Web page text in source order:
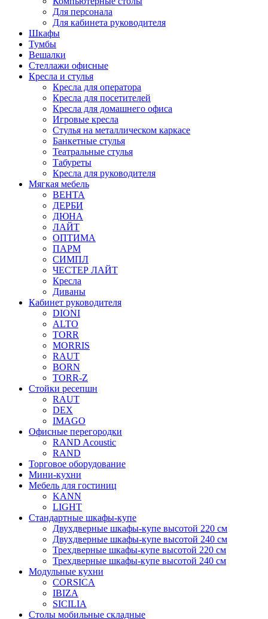
Для персонала
Для кабинета руководителя
Шкафы
Тумбы
Вешалки
Стеллажи офисные
Кресла и стулья
Кресла для оператора
Кресла для посетителей
Кресла для домашнего офиса
Игровые кресла
Стулья на металлическом каркасе
Банкетные стулья
Театральные стулья
Табуреты
Кресла для руководителя
Мягкая мебель
ВЕНТА
ДЕРБИ
ДЮНА
ЛАЙТ
ОПТИМА
ПАРМ
СИМПЛ
ЧЕСТЕР ЛАЙТ
Кресла
Диваны
Кабинет руководителя
DIONI
ALTO
TORR
MORRIS
RAUT
BORN
TORR-Z
Стойки ресепшн
RAUT
DEX
IMAGO
Офисные перегородки
RAND Acoustic
RAND
Торговое оборудование
Мини-кухни
Мебель для гостиниц
KANN
LIGHT
Стандартные шкафы-купе
Двухдверные шкафы-купе высотой 220 см
Двухдверные шкафы-купе высотой 240 см
Трехдверные шкафы-купе высотой 220 см
Трехдверные шкафы-купе высотой 240 см
Модульные кухни
CORSICA
IBIZA
SICILIA
Столы мобильные складные